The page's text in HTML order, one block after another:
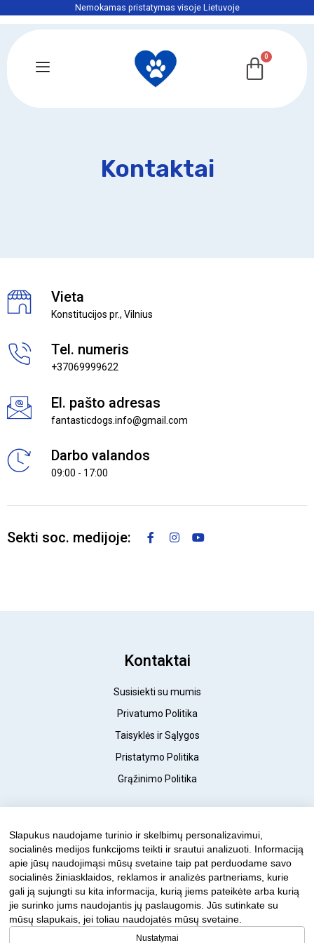
Nemokamas pristatymas visoje Lietuvoje
Kontaktai
Vieta
Konstitucijos pr., Vilnius
Tel. numeris
+37069999622
El. pašto adresas
fantasticdogs.info@gmail.com
Darbo valandos
09:00 - 17:00
Sekti soc. medijoje:
Kontaktai
Susisiekti su mumis
Privatumo Politika
Taisyklės ir Sąlygos
Pristatymo Politika
Grąžinimo Politika
Slapukus naudojame turinio ir skelbimų personalizavimui,
socialinės medijos funkcijoms teikti ir srautui analizuoti. Informaciją
apie jūsų naudojimąsi mūsų svetaine taip pat perduodame savo
socialinės žiniasklaidos, reklamos ir analizės partneriams, kurie
gali ją sujungti su kita informacija, kurią jiems pateikėte arba kurią
jie surinko jums naudojantis jų paslaugomis. Jūs sutinkate su
mūsų slapukais, jei toliau naudojatės mūsų svetaine.
Nustatymai